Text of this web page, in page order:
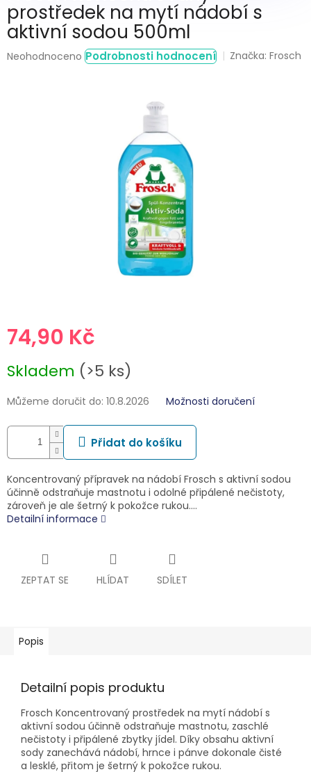
prostředek na mytí nádobí s
aktivní sodou 500ml
Průměrné
Neohodnoceno Podrobnosti hodnocení Značka:Frosch
74,90 Kč
cena:
Skladem (>5 ks)
Můžeme doručit do: 10.8.2026 Možnosti doručení
Přidat do košíku
Koncentrovaný přípravek na nádobí Frosch s aktivní sodou
účinně odstraňuje mastnotu i odolné připálené nečistoty,
zároveň je ale šetrný k pokožce rukou.…
Detailní informace
ZEPTAT SE HLÍDAT SDÍLET
Popis
Detailní popis produktu
Frosch Koncentrovaný prostředek na mytí nádobí s
aktivní sodou účinně odstraňuje mastnotu, zaschlé
nečistoty i připálené zbytky jídel. Díky obsahu aktivní
sody zanechává nádobí, hrnce i pánve dokonale čisté
a lesklé, přitom je šetrný k pokožce rukou.